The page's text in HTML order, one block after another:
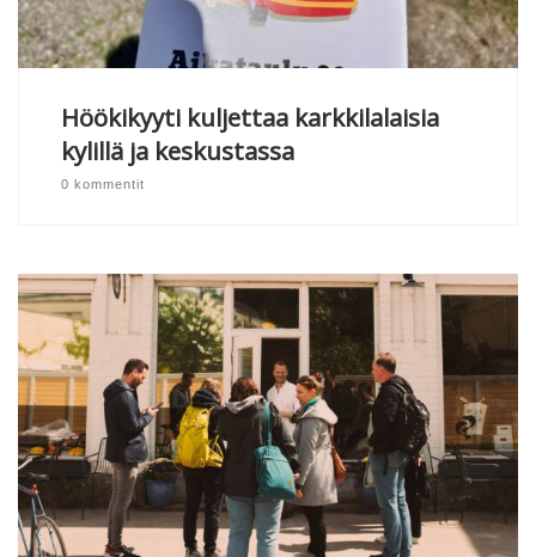
Höökikyyti kuljettaa karkkilalaisia
kylillä ja keskustassa
0 kommentit